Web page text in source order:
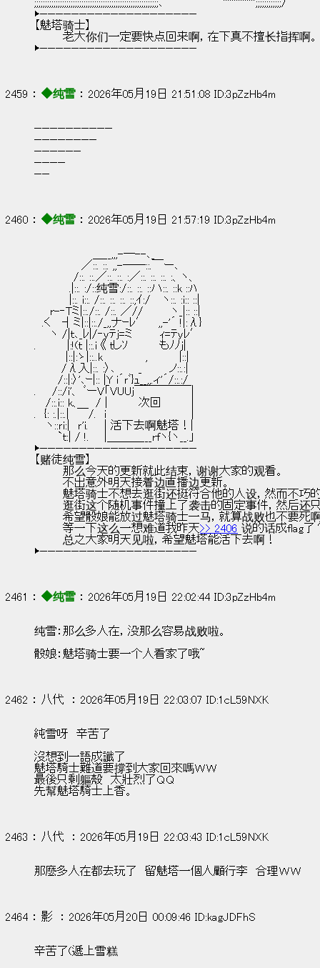
;;;;;;;;;;;;;;;;;;;;;;;;;;;;;;;;;;;;;;;;;;;;;;;;;;;;;;;;;;､　　　　　　　`''''''''''''''';;;;;;;;;;;;/
▶————————————————————
【魅塔骑士】
        老大你们一定要快点回来啊，在下真不擅长指挥啊。
▶————————————————————
2459 ： ◆纯雪 ： 2026年05月19日 21:51:08 ID:3pZzHb4m
——————————
————————
——————
————
——
2460 ： ◆纯雪 ： 2026年05月19日 21:57:19 ID:3pZzHb4m
＿__,,,-―--､_
／::. ::. ,,-――::.￣ー､
/::. ::.／::. ::. :／::. ::. ::. :、ヽ、
.|::. :/::纯雪:/::. ::. ::ハ::. ::k ::ﾊ
|::. i::. /::. ::. ::. ::,ｲ:/　 ヽ::. :i:: ::|
r-‐Tミ|::./::. /::. ／//　　　 ヽ_|:: ::|
.く　 ┤ミ|::|::./_,,ナｰﾚ′　 ,,-'´ !|:λ}
ヽ /|ｔ､_ﾚ|/‐ｙﾃｊ=ミ　　　 ｨ=ﾃyﾚ′
.　　 　 |:!(ｔ |::.i 《 ｔしｿ　　　　もﾉﾉj|
|::|:ゝ|::..k　　　　　 ,　　　　|::|
/λ入|::. :〉､　 　 _　　　 ノ::.:|
/::|:〉'､ｰ|:: |Y i´ｒﾞ}ｭ__,,.ィ'´/::.:/
.　　/::/i'、 ﾞーV「VUUj￣￣￣￣￣|
/::.i:: k、 　 / |　　　  次回　 　   |
.　{: :.|::.|　￣/.　i　　　　　　 　 　 　 |
ヽ::ｒi:|　ｒ'i.　　| 活下去啊魅塔！|
`ｔ:| / !. 　 |＿＿＿___rfヽ{ヽ__.」
▶————————————————————
【赌徒纯雪】
        那么今天的更新就此结束，谢谢大家的观看。
        不出意外明天接着边直播边更新。
魅塔骑士不想去逛街还挺符合他的人设，然而不
逛街这个随机事件撞上了袭击的固定事件，然后还
希望骰娘能放过魅塔骑士一马，就算战败也不要死
        等一下这么一想难道我昨天
>> 2406 说的话成flag了
        总之大家明天见啦，希望魅塔能活下去啊！
▶————————————————————
2461 ： ◆纯雪 ： 2026年05月19日 22:02:44 ID:3pZzHb4m
纯雪：那么多人在，没那么容易战败啦。
骰娘：魅塔骑士要一个人看家了哦~
2462 ： 八代  ： 2026年05月19日 22:03:07 ID:1cL59NXK
純雪呀　辛苦了
沒想到一語成讖了
魅塔騎士難道要撐到大家回來嗎ＷＷ
最後只剩軀殼　太壯烈了ＱＱ
先幫魅塔騎士上香。
2463 ： 八代  ： 2026年05月19日 22:03:43 ID:1cL59NXK
那麼多人在都去玩了　留魅塔一個人顧行李　合理ＷＷ
2464 ： 影  ： 2026年05月20日 00:09:46 ID:kagJDFhS
辛苦了(遞上雪糕